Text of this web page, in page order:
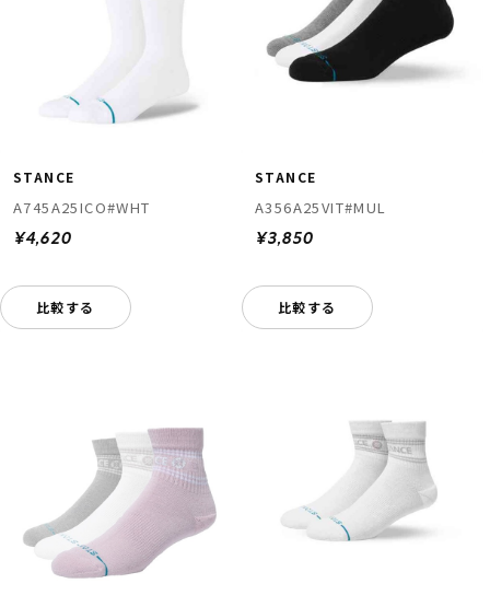
STANCE
A745A25ICO#WHT
¥4,620
比較する
STANCE
A356A25VIT#MUL
¥3,850
比較する